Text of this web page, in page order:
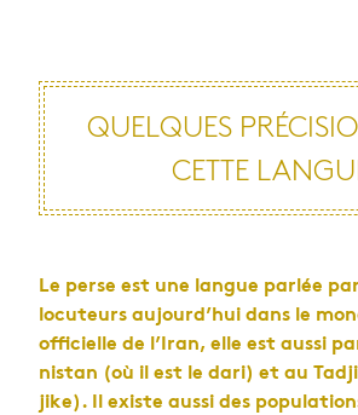
QUELQUES
CETTE
Le perse est une langue par­lée
locu­teurs aujour­d’hui dans le
offi­cielle de l’Iran, elle est aussi
nis­tan (où il est le dari) et au
jike). Il existe aussi des